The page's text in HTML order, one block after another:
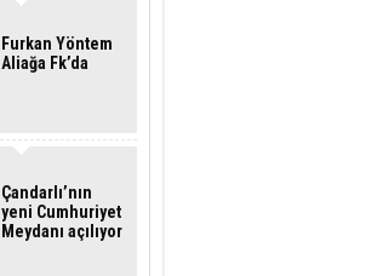
Furkan Yöntem
Aliağa Fk’da
Çandarlı’nın
yeni Cumhuriyet
Meydanı açılıyor